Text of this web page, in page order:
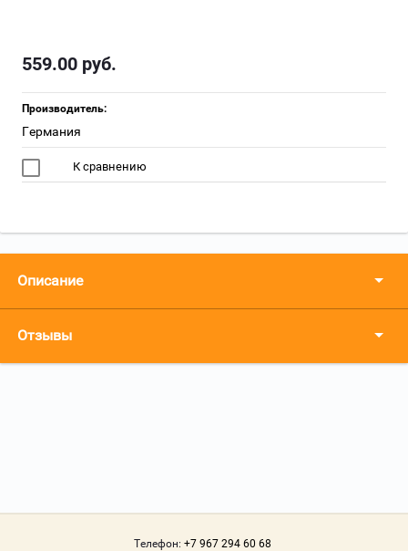
559.00 руб.
Производитель:
Германия
К сравнению
Описание
Отзывы
Телефон: +7 967 294 60 68